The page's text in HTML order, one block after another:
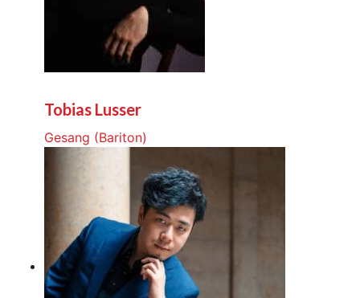
Tobias Lusser
Gesang (Bariton)